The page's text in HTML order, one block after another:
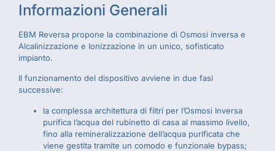
Informazioni Generali
EBM Reversa propone la combinazione di Osmosi inversa e
Alcalinizzazione e Ionizzazione in un unico, sofisticato
impianto.
Il funzionamento del dispositivo avviene in due fasi
successive:
la complessa architettura di filtri per l’Osmosi Inversa
purifica l’acqua del rubinetto di casa al massimo livello,
fino alla remineralizzazione dell’acqua purificata che
viene gestita tramite un comodo e funzionale bypass;